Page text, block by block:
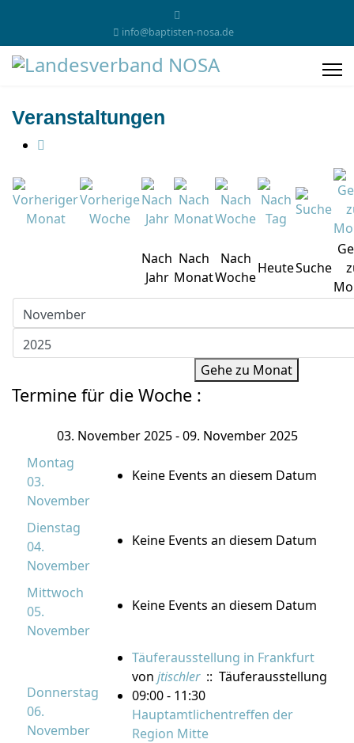
info@baptisten-nosa.de
Veranstaltungen
Nach
Jahr
Nach
Monat
Nach
Woche
HeuteSuche
Gehe zu Monat
Termine für die Woche :
03. November 2025 - 09. November 2025
Montag
03.
November
Keine Events an diesem Datum
Dienstag
04.
November
Keine Events an diesem Datum
Mittwoch
05.
November
Keine Events an diesem Datum
Donnerstag
06.
November
Täuferausstellung in Frankfurt
von jtischler:: Täuferausstellung
09:00 - 11:30
Hauptamtlichentreffen der
Region Mitte